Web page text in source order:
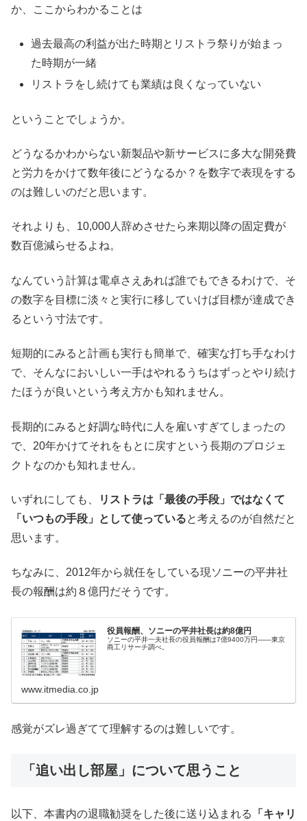
か、ここからわかることは
過去最高の利益が出た時期とリストラ祭りが始まっ
た時期が一緒
リストラをし続けても業績は良くなっていない
ということでしょうか。
どうなるかわからない新製品や新サービスに多大な開発費
と労力をかけて数年後にどうなるか？を数字で表現をする
のは難しいのだと思います。
それよりも、10,000人辞めさせたら来期以降の固定費が
数百億減らせるよね。
なんていう計算は電卓さえあれば誰でもできるわけで、そ
の数字を目標に淡々と実行に移していけば目標が達成でき
るという寸法です。
短期的にみると計画も実行も簡単で、確実な打ち手なわけ
で、そんなにおいしい一手はやれるうちはずっとやり続け
たほうが良いという考え方かも知れません。
長期的にみると好調な時代に人を雇いすぎてしまったの
で、20年かけてそれをもとに戻すという長期のプロジェ
クトなのかも知れません。
いずれにしても、
リストラは「最後の手段」ではなくて
「いつもの手段」として使っていると考えるのが自然だと
思います。
ちなみに、2012年から就任をしている現ソニーの平井社
長の報酬は約８億円だそうです。
役員報酬、ソニーの平井社長は約8億円
ソニーの平井一夫社長の役員報酬は7億9400万円――東京
商工リサーチ調べ。
www.itmedia.co.jp
感覚がズレ過ぎてて理解するのは難しいです。
「追い出し部屋」について思うこと
以下、本書内の退職勧奨をした後に送り込まれる
「キャリ